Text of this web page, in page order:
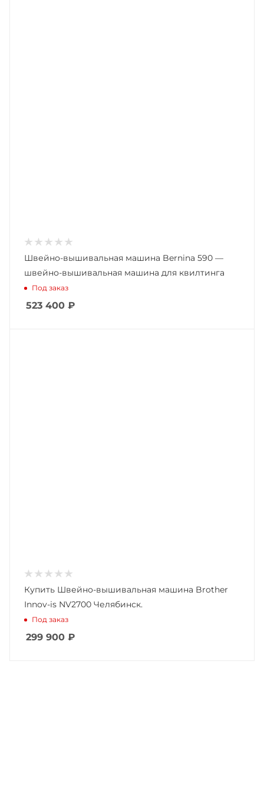
Швейно-вышивальная машина Bernina 590 —
швейно-вышивальная машина для квилтинга
Под заказ
523 400 ₽
Купить Швейно-вышивальная машина Brother
Innov-is NV2700 Челябинск.
Под заказ
299 900 ₽